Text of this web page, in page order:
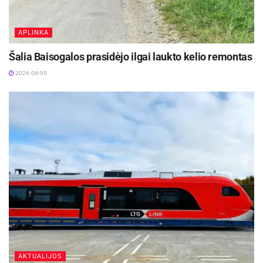
Eur su PVM.
Aktualios naujienos
2026-08-07
Biržų rajone planuojama Širvėnos ežero Astravo
2026-08-07
Taip pat šiais metais rangovas UAB ,,Ukmergės
remontas“ užbaigė šilumos tinklų (ilgis 604 m) į
Biržų Vlado Garasto sporto ir sveikatingumo
centrą statybos darbus, kurių vertė – 440 418,20
Eur su PVM.
APLINKA
Šalia Baisogalos prasidėjo ilgai laukto kelio remontas
2026-08-05
AKTUALIJOS